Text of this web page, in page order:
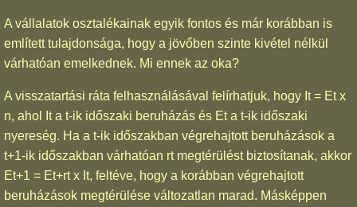
A vállalatok osztalékainak egyik fontos és már korábban is
említett tulajdonsága, hogy a jövőben szinte kivétel nélkül
várhatóan emelkednek. Mi ennek az oka?
A visszatartási ráta felhasználásával felírhatjuk, hogy It = Et x
n, ahol It a t-ik időszaki beruházás és Et a t-ik időszaki
nyereség. Ha a t-ik időszakban végrehajtott beruházások a
t+1-ik időszakban várhatóan rt megtérülést biztosítanak, akkor
Et+1 = Et+rt x It, feltéve, hogy a korábban végrehajtott
beruházások megtérülése változatlan marad. Másképpen